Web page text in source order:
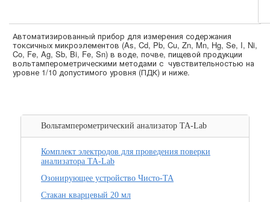
Автоматизированный прибор для измерения содержания
токсичных микроэлементов (As, Cd, Pb, Cu, Zn, Mn, Hg, Se, I, Ni,
Co, Fe, Ag, Sb, Bi, Fe, Sn) в воде, почве, пищевой продукции
вольтамперометрическими методами с чувствительностью на
уровне 1/10 допустимого уровня (ПДК) и ниже.
Вольтамперометрический анализатор ТА-Lab
Комплект электродов для проведения поверки
анализатора ТА-Lab
Озонирующее устройство Чисто-ТА
Стакан кварцевый 20 мл